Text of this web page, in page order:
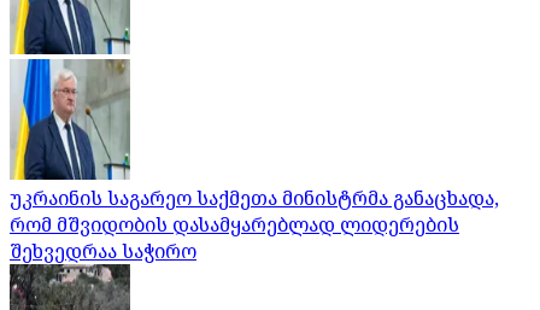
უკრაინის საგარეო საქმეთა მინისტრმა განაცხადა,
რომ მშვიდობის დასამყარებლად ლიდერების
შეხვედრაა საჭირო